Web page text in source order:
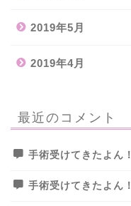
2019年5月
2019年4月
最近のコメント
手術受けてきたよん！
手術受けてきたよん！